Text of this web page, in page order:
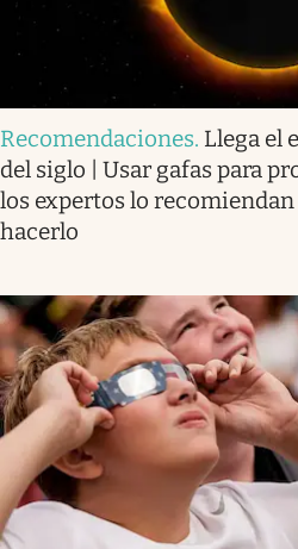
Recomendaciones. Llega el
del siglo | Usar gafas para
los expertos lo
hacerlo